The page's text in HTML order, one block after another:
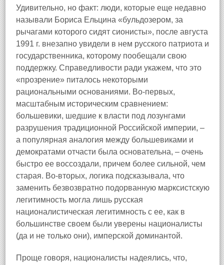
Удивительно, но факт: люди, которые еще недавно
называли Бориса Ельцина «бульдозером, за
рычагами которого сидят сионисты», после августа
1991 г. внезапно увидели в нем русского патриота и
государственника, которому пообещали свою
поддержку. Справедливости ради укажем, что это
«прозрение» питалось некоторыми
рациональными основаниями. Во-первых,
масштабным историческим сравнением:
большевики, шедшие к власти под лозунгами
разрушения традиционной Российской империи, –
а популярная аналогия между большевиками и
демократами отчасти была основательна, – очень
быстро ее воссоздали, причем более сильной, чем
старая. Во-вторых, логика подсказывала, что
заменить безвозвратно подорванную марксистскую
легитимность могла лишь русская
националистическая легитимность с ее, как в
большинстве своем были уверены националисты
(да и не только они), имперской доминантой.
Проще говоря, националисты надеялись, что,